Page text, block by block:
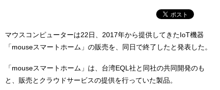
マウスコンピューターは22日、2017年から提供してきたIoT機器
「mouseスマートホーム」の販売を、同日で終了したと発表した。
「mouseスマートホーム」は、台湾EQL社と同社の共同開発のも
と、販売とクラウドサービスの提供を行っていた製品。